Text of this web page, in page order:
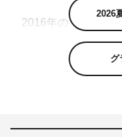
2016年の「IKEMAX
画」、昨年は「稲穂
仕立てと、毎回凝っ
チケットは、8月25
2026
グ